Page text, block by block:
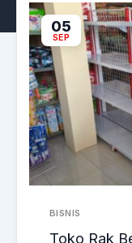
05
SEP
BISNIS
Toko Rak